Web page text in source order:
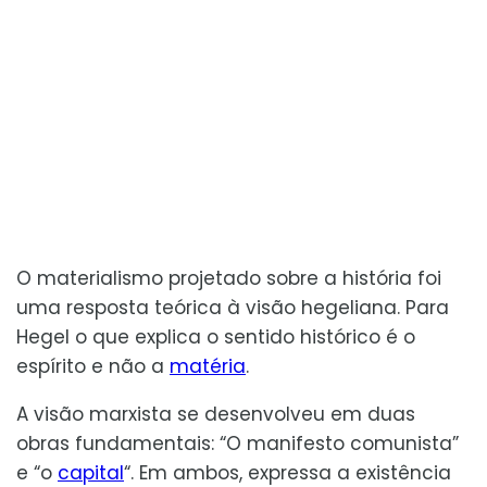
O materialismo projetado sobre a história foi
uma resposta teórica à visão hegeliana. Para
Hegel o que explica o sentido histórico é o
espírito e não a matéria.
A visão marxista se desenvolveu em duas
obras fundamentais: “O manifesto comunista”
e “o capital“. Em ambos, expressa a existência